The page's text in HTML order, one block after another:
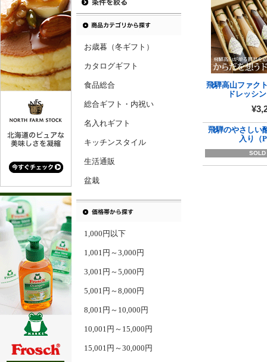
お歳暮（冬ギフト）
カタログギフト
食品総合
総合ギフト・内祝い
名入れギフト
キッチンスタイル
生活通販
盆栽
1,000円以下
1,001円～3,000円
3,001円～5,000円
5,001円～8,000円
8,001円～10,000円
10,001円～15,000円
15,001円～30,000円
飛騨高山ファク
ドレッシ
飛騨のやさし
入り（
SOLD